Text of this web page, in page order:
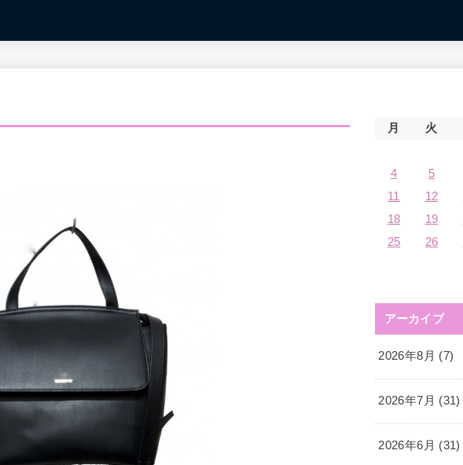
月
火
4
5
11
12
18
19
25
26
アーカイブ
2026年8月 (7)
2026年7月 (31)
2026年6月 (31)